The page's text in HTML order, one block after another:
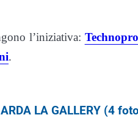
l’iniziativa:
.
LA GALLERY (4